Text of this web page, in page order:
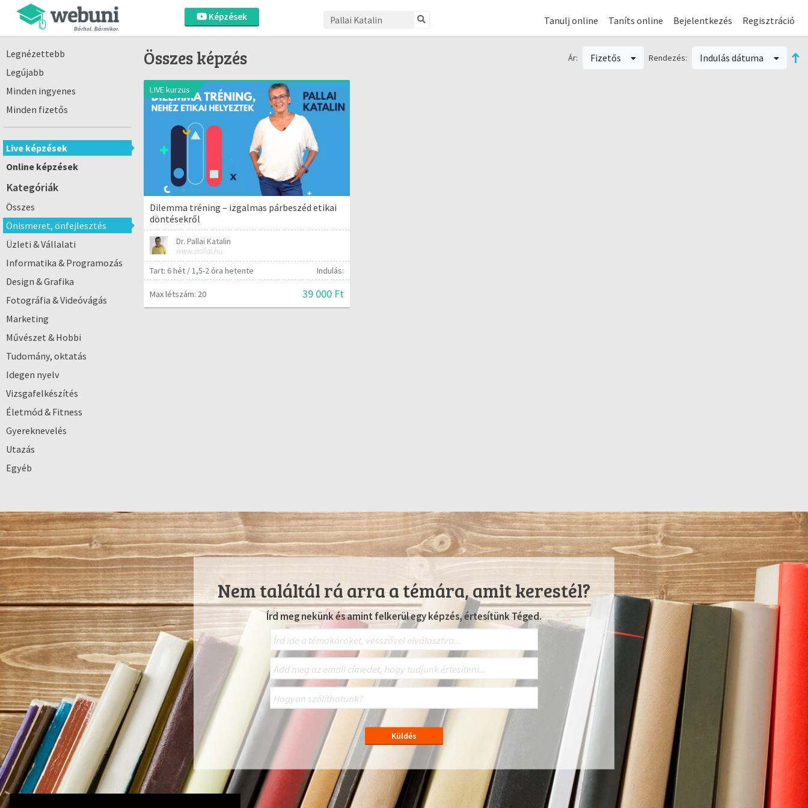
Képzések Tanulj online Taníts online Bejelentkezés Regisztráció
Legnézettebb
Legújabb
Minden ingyenes
Minden fizetős
Live képzések
Online képzések
Kategóriák
Összes
Önismeret, önfejlesztés
Üzleti & Vállalati
Informatika & Programozás
Design & Grafika
Fotográfia & Videóvágás
Marketing
Művészet & Hobbi
Tudomány, oktatás
Idegen nyelv
Vizsgafelkészítés
Életmód & Fitness
Gyereknevelés
Utazás
Egyéb
Összes képzés Ár: Fizetős Rendezés: Indulás dátuma
LIVE kurzus
Dilemma tréning – izgalmas párbeszéd etikai
döntésekről
Dr. Pallai Katalin
www.pallai.hu
Tart: 6 hét / 1,5-2 óra hetente
Indulás:
Max létszám: 20 39 000 Ft
Nem találtál rá arra a témára, amit kerestél?
Írd meg nekünk és amint felkerül egy képzés, értesítünk Téged.